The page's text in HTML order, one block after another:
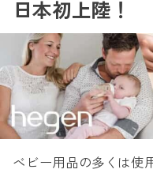
日本初上陸！
ベビー用品の多くは使